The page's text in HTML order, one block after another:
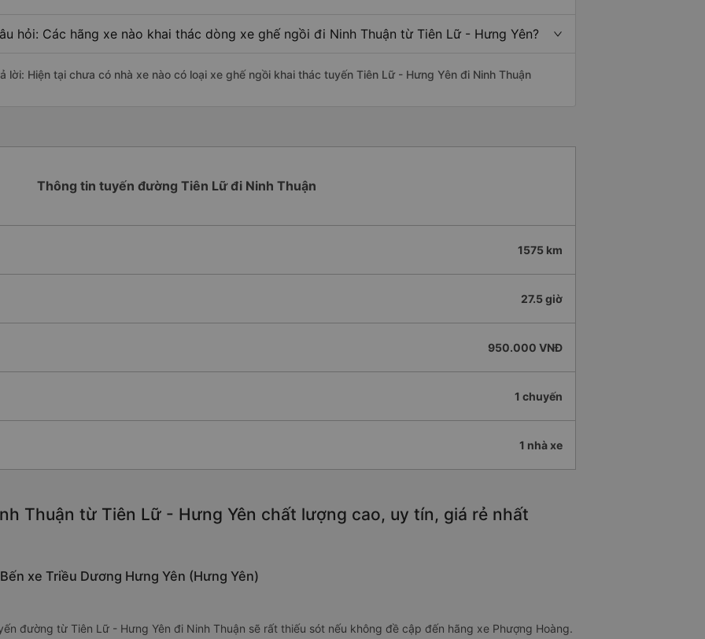
hỏi: Các hãng xe nào khai thác dòng xe ghế ngồi đi Ninh Thuận từ Tiên Lữ - Hưng Yên?
lời: Hiện tại chưa có nhà xe nào có loại xe ghế ngồi khai thác tuyến Tiên Lữ - Hưng Yên đi Ninh Thuận
Thông tin tuyến đường Tiên Lữ đi Ninh Thuận
1575 km
27.5 giờ
950.000 VNĐ
1 chuyến
1 nhà xe
Thuận từ Tiên Lữ - Hưng Yên chất lượng cao, uy tín, giá rẻ nhất
xe Triều Dương Hưng Yên (Hưng Yên)
đường từ Tiên Lữ - Hưng Yên đi Ninh Thuận sẽ rất thiếu sót nếu không đề cập đến hãng xe Phượng Hoàng.